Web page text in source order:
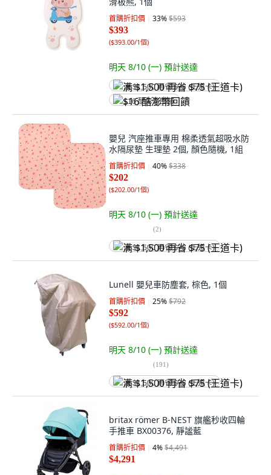
首購折扣價 33%$593
$393
($393.00/1個)
明天 8/10 (一) 預計送達
满 $1,500 再省 $75 (王道卡)
$16 酷澎幣回饋
嬰兒 汽座推車專用 棉柔透氣超吸水防
水隔尿墊 生理墊 2個, 顏色隨機, 1組
首購折扣價 40%$338
$202
($202.00/1個)
明天 8/10 (一) 預計送達
(2)
满 $1,500 再省 $75 (王道卡)
Lunell 嬰兒車防塵套, 棕色, 1個
首購折扣價 25%$792
$592
($592.00/1個)
明天 8/10 (一) 預計送達
(191)
满 $1,500 再省 $75 (王道卡)
britax römer B-NEST 旗艦秒收四輪
手推車 BX00376, 靜謐藍
首購折扣價 4%$4,491
$4,291